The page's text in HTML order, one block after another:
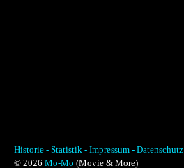
Historie - Statistik - Impressum - Datenschutz
© 2026 Mo-Mo (Movie & More)